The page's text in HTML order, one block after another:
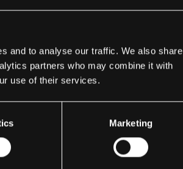
and to analyse our traffic. We also share
partners who may combine it with
use of their services.
Marketing
& Communications